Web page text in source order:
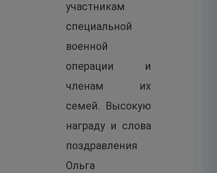
участникам
специальной
военной
операции и
членам их
семей. Высокую
награду и слова
поздравления
Ольга